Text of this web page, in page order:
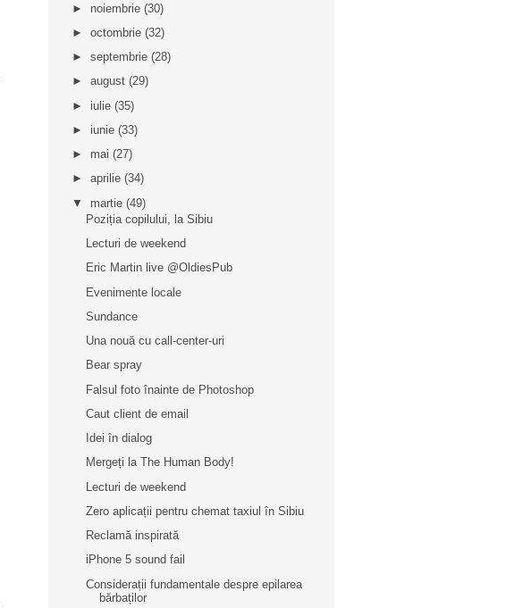
► noiembrie (30)
► octombrie (32)
► septembrie (28)
► august (29)
► iulie (35)
► iunie (33)
► mai (27)
► aprilie (34)
▼ martie (49)
Poziția copilului, la Sibiu
Lecturi de weekend
Eric Martin live @OldiesPub
Evenimente locale
Sundance
Una nouă cu call-center-uri
Bear spray
Falsul foto înainte de Photoshop
Caut client de email
Idei în dialog
Mergeți la The Human Body!
Lecturi de weekend
Zero aplicații pentru chemat taxiul în Sibiu
Reclamă inspirată
iPhone 5 sound fail
Considerații fundamentale despre epilarea
bărbaților